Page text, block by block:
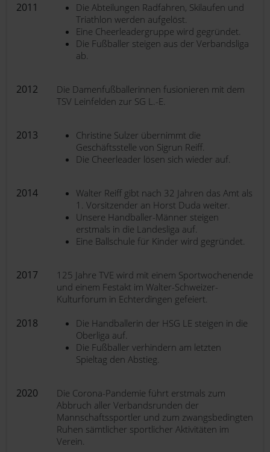
2011
Die Abteilungen Radfahren, Skilaufen und
Triathlon werden aufgelöst.
Eine Cheerleadergruppe wird gegründet.
Die Fußballer steigen aus der Verbandsliga
ab.
2012
Die Damenfußballerinnen fusionieren mit dem
TSV Leinfelden zur SG L.-E.
2013
Christine Sulzer übernimmt die
Geschäftsstelle von Sigrun Reiff.
Die Cheerleader lösen sich wieder auf.
2014
Walter Reiff gibt nach 32 Jahren das Amt als
1. Vorsitzender an Horst Duda weiter.
Unsere Handballer-Männer steigen
erstmals in die Landesliga auf.
Eine Ballschule für Kinder wird gegründet.
2017
125 Jahre TVE wird mit einem Sportwochenende
und einem Festakt im Walter-Schweizer-
Kulturforum in Echterdingen gefeiert.
2018
Die Handballerin der HSG LE steigen in die
Oberliga auf.
Die Fußballer verhindern am letzten
Spieltag den Abstieg.
2020
Die Corona-Pandemie führt erstmals zum
Abbruch aller Verbandsrunden der
Mannschaftssportler und zum zwangsbedingten
Ruhen sämtlicher sportlicher Aktivitäten im
Verein.